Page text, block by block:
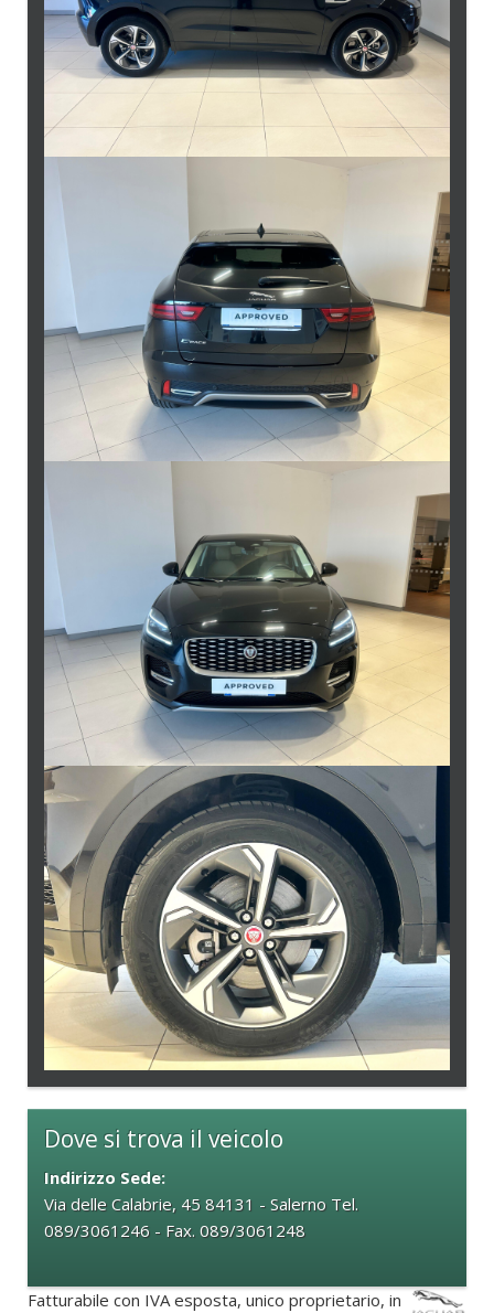
Dove si trova il veicolo
Indirizzo Sede:
Via delle Calabrie, 45 84131 - Salerno Tel.
089/3061246 - Fax. 089/3061248
Fatturabile con IVA esposta, unico proprietario, in